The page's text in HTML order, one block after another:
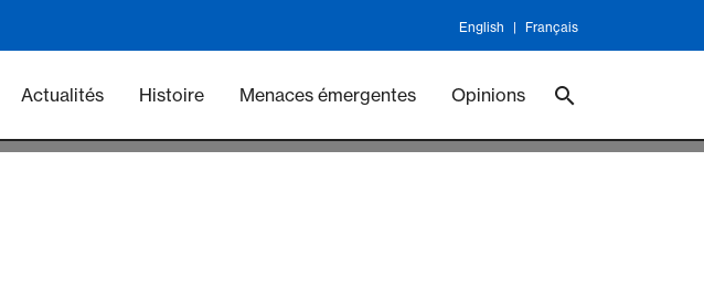
English Français
- Vaccineswork
Actualités Histoire Menaces émergentes Opinions